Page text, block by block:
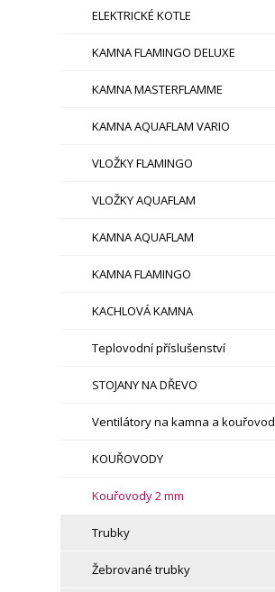
ELEKTRICKÉ KOTLE
KAMNA FLAMINGO DELUXE
KAMNA MASTERFLAMME
KAMNA AQUAFLAM VARIO
VLOŽKY FLAMINGO
VLOŽKY AQUAFLAM
KAMNA AQUAFLAM
KAMNA FLAMINGO
KACHLOVÁ KAMNA
Teplovodní příslušenství
STOJANY NA DŘEVO
Ventilátory na kamna a kouřovod
KOUŘOVODY
Kouřovody 2 mm
Trubky
Žebrované trubky